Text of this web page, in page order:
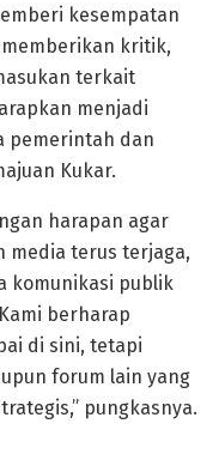
kesempatan
kritik,
terkait
menjadi
pemerintah dan
Kukar.
harapan agar
media terus terjaga,
komunikasi publik
berharap
di sini, tetapi
forum lain yang
pungkasnya.